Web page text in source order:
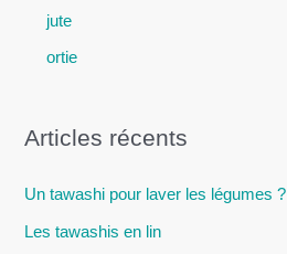
jute
ortie
Articles récents
Un tawashi pour laver les légumes ?
Les tawashis en lin